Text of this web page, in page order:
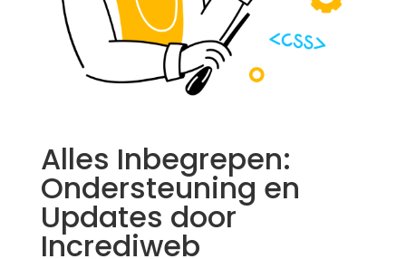
Alles Inbegrepen:
Ondersteuning en
Updates door
Incrediweb